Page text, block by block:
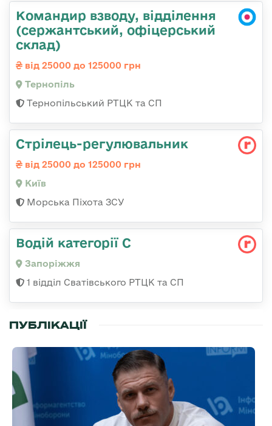
Командир взводу, відділення
(сержантський, офіцерський
склад)
від 25000 до 125000 грн
Тернопіль
Тернопільський РТЦК та СП
Стpілець-регулювальник
від 25000 до 125000 грн
Київ
Морська Піхота ЗСУ
Водій категорії С
Запоріжжя
1 відділ Сватівського РТЦК та СП
ПУБЛІКАЦІЇ